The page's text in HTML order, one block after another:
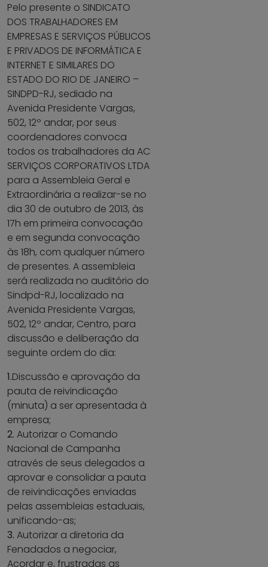
Pelo presente o SINDICATO
DOS TRABALHADORES EM
EMPRESAS E SERVIÇOS PÚBLICOS
E PRIVADOS DE INFORMÁTICA E
INTERNET E SIMILARES DO
ESTADO DO RIO DE JANEIRO –
SINDPD-RJ, sediado na
Avenida Presidente Vargas,
502, 12º andar, por seus
coordenadores convoca
todos os trabalhadores da AC
SERVIÇOS CORPORATIVOS LTDA
para a Assembleia Geral e
Extraordinária a realizar-se no
dia 30 de outubro de 2013, às
17h em primeira convocação
e em segunda convocação
às 18h, com qualquer número
de presentes. A assembleia
será realizada no auditório do
Sindpd-RJ, localizado na
Avenida Presidente Vargas,
502, 12º andar, Centro, para
discussão e deliberação da
seguinte ordem do dia:
1.Discussão e aprovação da
pauta de reivindicação
(minuta) a ser apresentada à
empresa;
2. Autorizar o Comando
Nacional de Campanha
através de seus delegados a
aprovar e consolidar a pauta
de reivindicações enviadas
pelas assembleias estaduais,
unificando-as;
3. Autorizar a diretoria da
Fenadados a negociar,
Acordar e, frustradas as